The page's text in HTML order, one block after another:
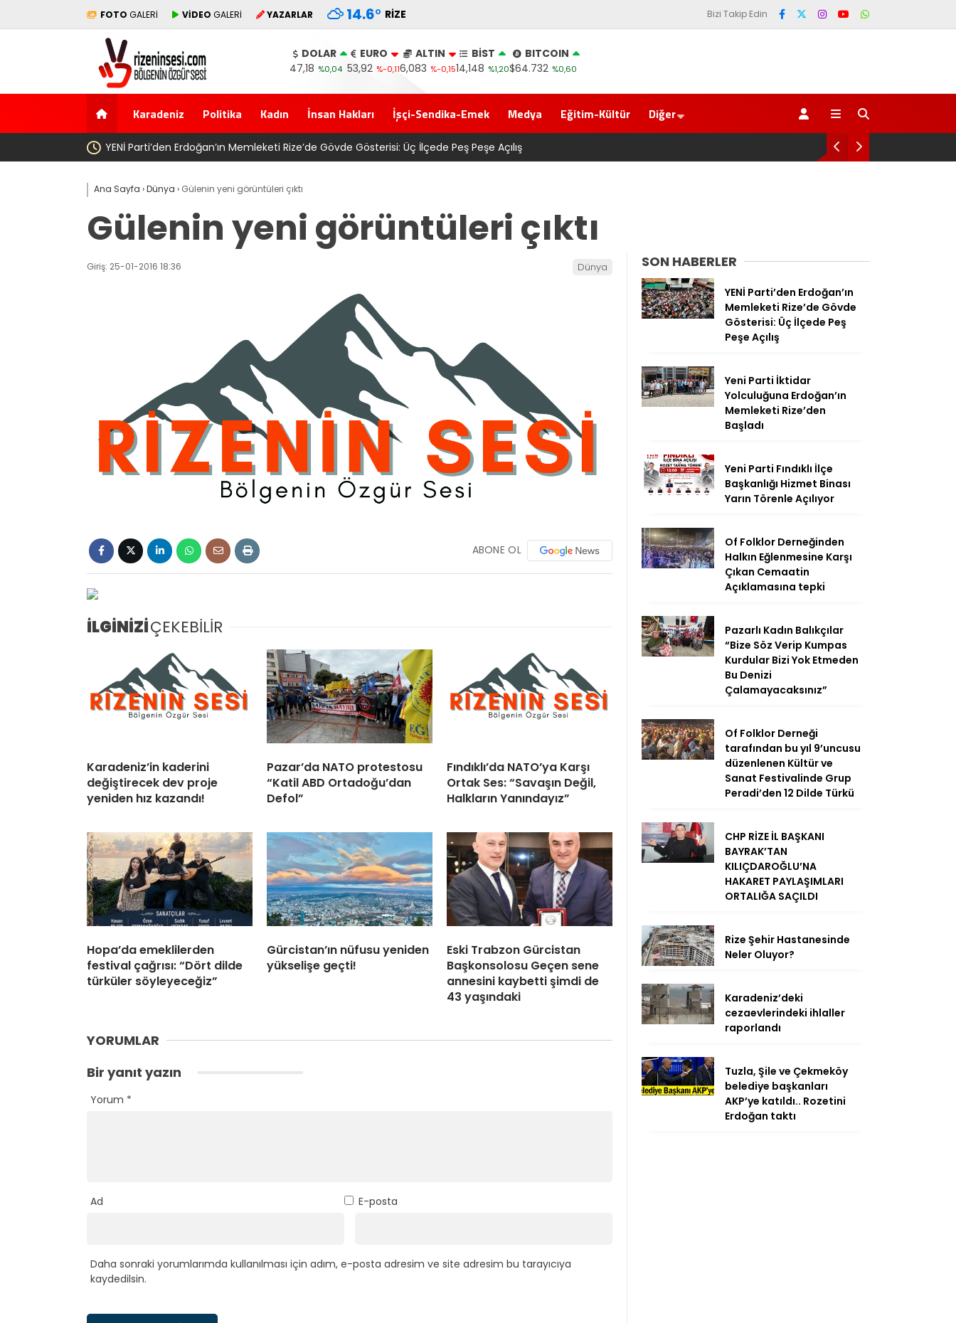
FOTO GALERİ VİDEO GALERİ YAZARLAR 14.6° RIZE Bizi Takip Edin
DOLAR
47,18 %0,04
EURO
53,92 %-0,11
ALTIN
6,083 %-0,15
BİST
14,148 %1,20
BITCOIN
$64.732 %0,60
Karadeniz Politika Kadın İnsan Hakları İşçi-Sendika-Emek Medya Eğitim-Kültür Diğer
İlçede Peş Peşe Açılış SAYIN BAKAN YA O TARAFI DA BİLİYOR MUSUN?
Ana Sayfa ›Dünya › Gülenin yeni görüntüleri çıktı
Gülenin yeni görüntüleri çıktı
Giriş: 25-01-2016 18:36 Dünya
ABONE OL
İLGİNİZİÇEKEBİLİR
Karadeniz’in kaderini
değiştirecek dev proje
yeniden hız kazandı!
Pazar’da NATO protestosu
“Katil ABD Ortadoğu’dan
Defol”
Fındıklı’da NATO’ya Karşı
Ortak Ses: “Savaşın Değil,
Halkların Yanındayız”
Hopa’da emeklilerden
festival çağrısı: “Dört dilde
türküler söyleyeceğiz”
Gürcistan’ın nüfusu yeniden
yükselişe geçti!
Eski Trabzon Gürcistan
Başkonsolosu Geçen sene
annesini kaybetti şimdi de
43 yaşındaki
YORUMLAR
Bir yanıt yazın
Yorum *
Ad E-posta
Daha sonraki yorumlarımda kullanılması için adım, e-posta adresim ve site adresim bu tarayıcıya
kaydedilsin.
SON HABERLER
YENİ Parti’den Erdoğan’ın
Memleketi Rize’de Gövde
Gösterisi: Üç İlçede Peş
Peşe Açılış
Yeni Parti İktidar
Yolculuğuna Erdoğan’ın
Memleketi Rize’den
Başladı
Yeni Parti Fındıklı İlçe
Başkanlığı Hizmet Binası
Yarın Törenle Açılıyor
Of Folklor Derneğinden
Halkın Eğlenmesine Karşı
Çıkan Cemaatin
Açıklamasına tepki
Pazarlı Kadın Balıkçılar
“Bize Söz Verip Kumpas
Kurdular Bizi Yok Etmeden
Bu Denizi
Çalamayacaksınız”
Of Folklor Derneği
tarafından bu yıl 9’uncusu
düzenlenen Kültür ve
Sanat Festivalinde Grup
Peradi’den 12 Dilde Türkü
CHP RİZE İL BAŞKANI
BAYRAK’TAN
KILIÇDAROĞLU’NA
HAKARET PAYLAŞIMLARI
ORTALIĞA SAÇILDI
Rize Şehir Hastanesinde
Neler Oluyor?
Karadeniz’deki
cezaevlerindeki ihlaller
raporlandı
Tuzla, Şile ve Çekmeköy
belediye başkanları
AKP’ye katıldı.. Rozetini
Erdoğan taktı